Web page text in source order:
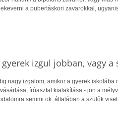
a pubertáskori zavarokkal,
izgul jobban, vagy a
nagy izgalom, amikor a gyerek iskolába
íróasztal kialakítása - jön a
semmi ok: általában a szülők